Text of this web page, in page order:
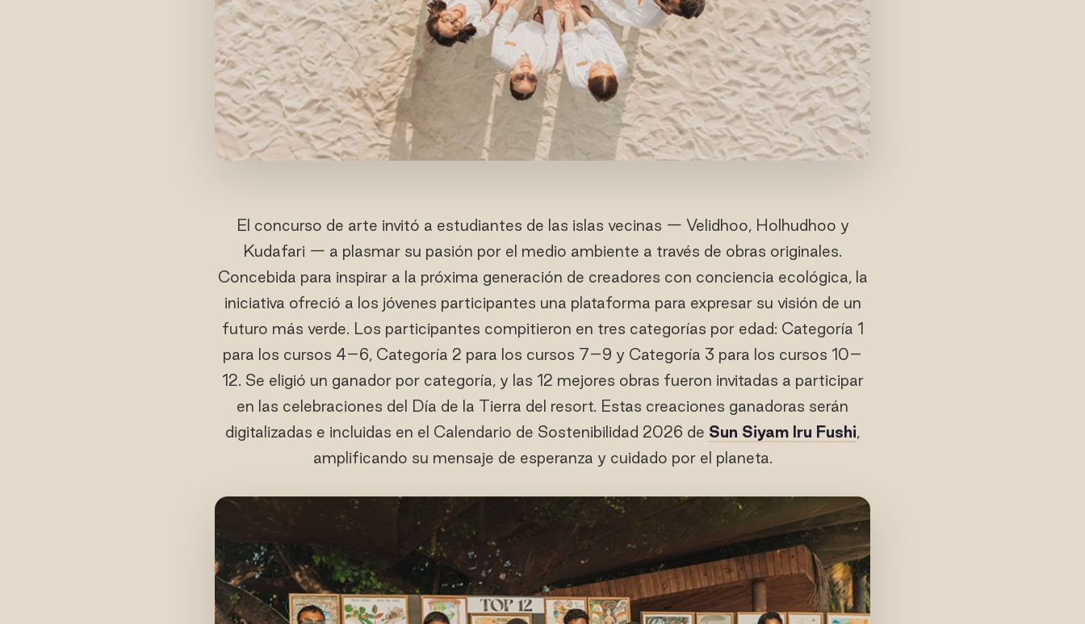
El concurso de arte invitó a estudiantes de las islas vecinas — Velidhoo, Holhudhoo y
Kudafari — a plasmar su pasión por el medio ambiente a través de obras originales.
Concebida para inspirar a la próxima generación de creadores con conciencia ecológica, la
iniciativa ofreció a los jóvenes participantes una plataforma para expresar su visión de un
futuro más verde. Los participantes compitieron en tres categorías por edad: Categoría 1
para los cursos 4–6, Categoría 2 para los cursos 7–9 y Categoría 3 para los cursos 10–
12. Se eligió un ganador por categoría, y las 12 mejores obras fueron invitadas a participar
en las celebraciones del Día de la Tierra del resort. Estas creaciones ganadoras serán
digitalizadas e incluidas en el Calendario de Sostenibilidad 2026 de Sun Siyam Iru Fushi,
amplificando su mensaje de esperanza y cuidado por el planeta.